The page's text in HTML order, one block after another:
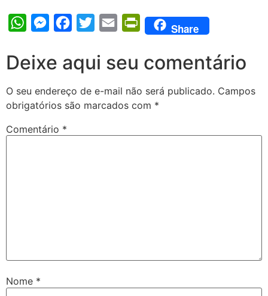
WhatsAppMessengerFacebook
Twitter Email PrintFriendly
Share
Deixe aqui seu comentário
O seu endereço de e-mail não será publicado. Campos
obrigatórios são marcados com *
Comentário *
Nome *